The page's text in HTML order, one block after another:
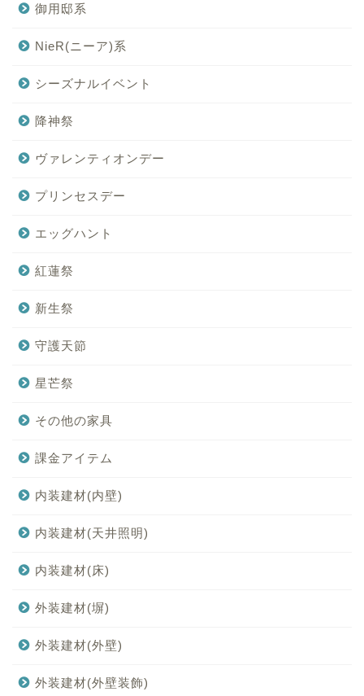
御用邸系
NieR(ニーア)系
シーズナルイベント
降神祭
ヴァレンティオンデー
プリンセスデー
エッグハント
紅蓮祭
新生祭
守護天節
星芒祭
その他の家具
課金アイテム
内装建材(内壁)
内装建材(天井照明)
内装建材(床)
外装建材(塀)
外装建材(外壁)
外装建材(外壁装飾)